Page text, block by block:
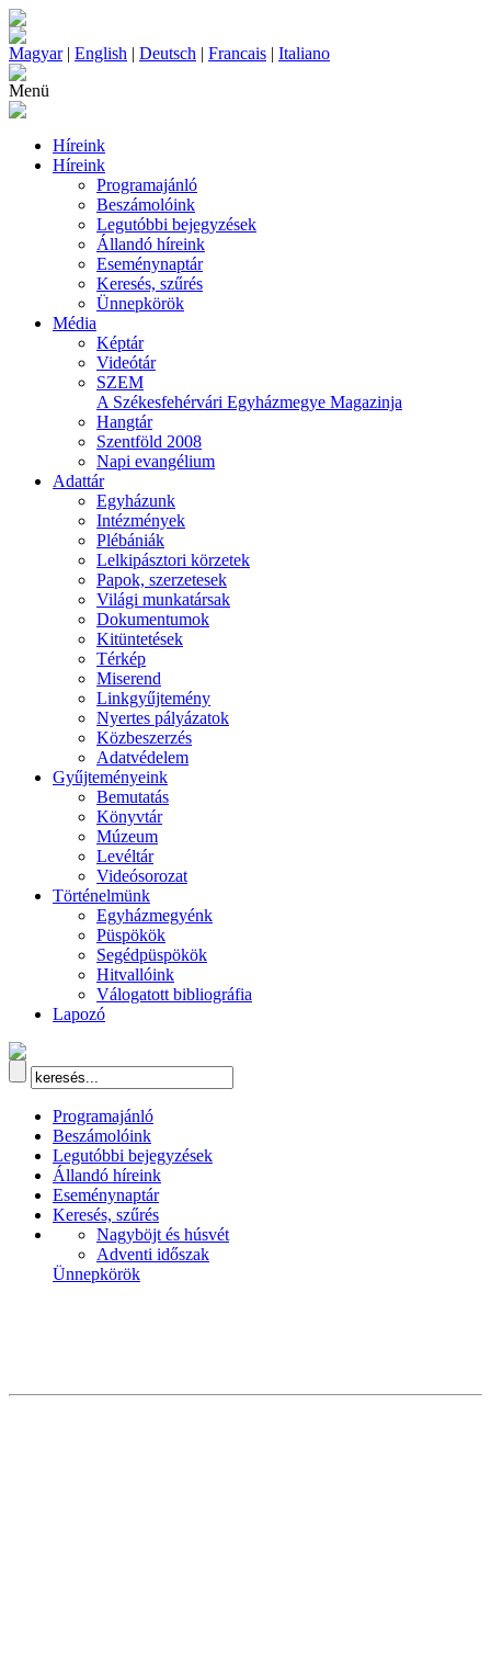
Magyar| English | Deutsch | Francais | Italiano
Menü
Híreink
Híreink
Programajánló
Beszámolóink
Legutóbbi bejegyzések
Állandó híreink
Eseménynaptár
Keresés, szűrés
Ünnepkörök
Média
Képtár
Videótár
SZEM
A Székesfehérvári Egyházmegye Magazinja
Hangtár
Szentföld 2008
Napi evangélium
Adattár
Egyházunk
Intézmények
Plébániák
Lelkipásztori körzetek
Papok, szerzetesek
Világi munkatársak
Dokumentumok
Kitüntetések
Térkép
Miserend
Linkgyűjtemény
Nyertes pályázatok
Közbeszerzés
Adatvédelem
Gyűjteményeink
Bemutatás
Könyvtár
Múzeum
Levéltár
Videósorozat
Történelmünk
Egyházmegyénk
Püspökök
Segédpüspökök
Hitvallóink
Válogatott bibliográfia
Lapozó
Programajánló
Beszámolóink
Legutóbbi bejegyzések
Állandó híreink
Eseménynaptár
Keresés, szűrés
Nagyböjt és húsvét
Adventi időszak
Ünnepkörök